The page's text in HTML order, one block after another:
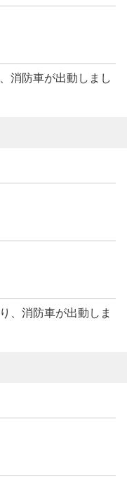
消防車が出動しまし
、消防車が出動しま